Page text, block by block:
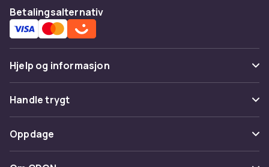
formen hele dagen uten å smøre. Max Factor
2000 Calorie Waterproof og Maybelline Sky
High Waterproof er to populære alternativer i
denne kategorien som finnes hos CDON.
Husk at vanntett mascara krever et spesielt
sminkefjerningsmiddel for å løse seg ordentlig
opp uten å irritere øynene. Kombinér gjerne
mascara ofte, for å holde vippene i god stand.
Sort eller brun mascara?
Betalingsalternativ
Hjelp og informasjon
Vanlige spørsmål
Spor pakke
Angre & returner her
Handle trygt
Betaling
Levering
Oppdage
Kategorier